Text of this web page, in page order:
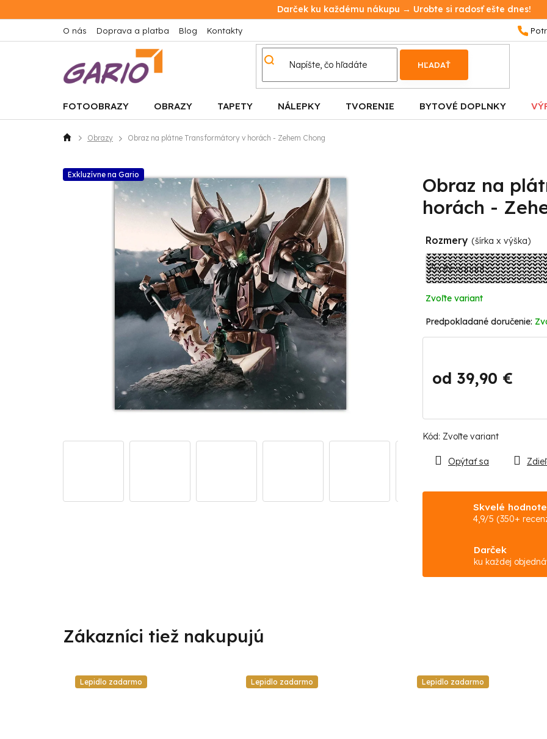
na
Darček ku každému nákupu → Urobte si radosť ešte dnes!
O nás Doprava a platba Blog Kontakty
HĽADAŤ
FOTOOBRAZY OBRAZY TAPETY NÁLEPKY TVORENIE BYTOVÉ DOPLNKY
DomovObrazy Obraz na plátne Transformátory v horách - Zehem Chong
Exkluzívne na Gario
Obraz na
horách -
Kód: Zvoľte variant
Rozmery (šírka x výška)
Zvoľte variant
od 39,90 €
Jednotková
Skvelé
4,9/5 (350+
Darček
ku každej
Opýtať sa
Lepidlo zadarmo Lepidlo zadarmo Lepidlo zadarmo